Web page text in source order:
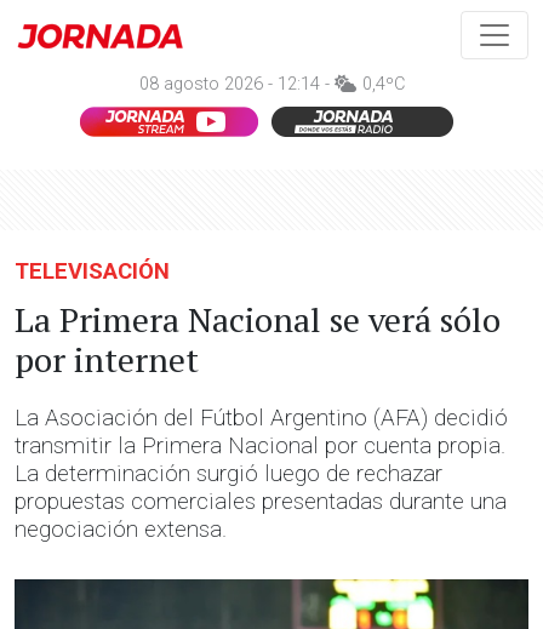
08 agosto 2026 - 12:14 - 0,4ºC
TELEVISACIÓN
La Primera Nacional se verá sólo
por internet
La Asociación del Fútbol Argentino (AFA) decidió
transmitir la Primera Nacional por cuenta propia.
La determinación surgió luego de rechazar
propuestas comerciales presentadas durante una
negociación extensa.